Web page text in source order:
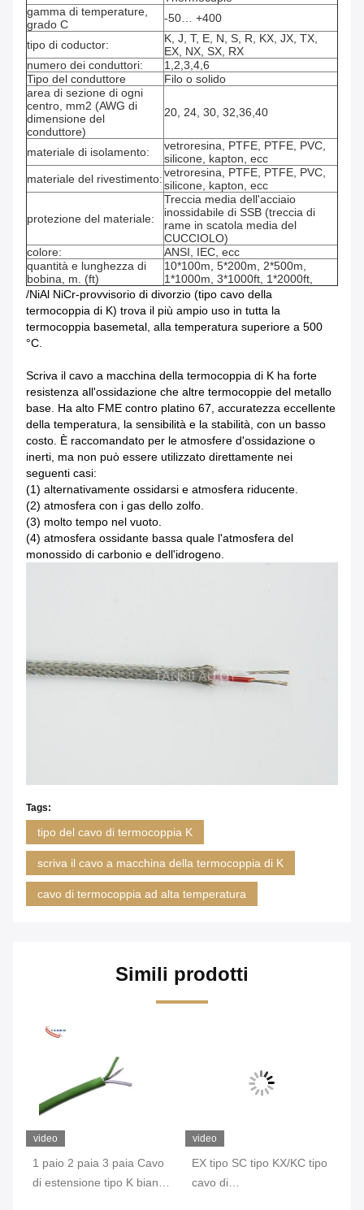
gamma di temperature,
grado C
-50… +400
tipo di coductor:
K, J, T, E, N, S, R, KX, JX, TX,
EX, NX, SX, RX
numero dei conduttori:
1,2,3,4,6
Tipo del conduttore
Filo o solido
area di sezione di ogni
centro, mm2 (AWG di
dimensione del
conduttore)
20, 24, 30, 32,36,40
materiale di isolamento:
vetroresina, PTFE, PTFE, PVC,
silicone, kapton, ecc
materiale del rivestimento:vetroresina, PTFE, PTFE, PVC,
silicone, kapton, ecc
protezione del materiale:
Treccia media dell'acciaio
inossidabile di SSB (treccia di
rame in scatola media del
CUCCIOLO)
colore:
ANSI, IEC, ecc
quantità e lunghezza di
bobina, m. (ft)
10*100m, 5*200m, 2*500m,
1*1000m, 3*1000ft, 1*2000ft,
/NiAl NiCr-provvisorio di divorzio (tipo cavo della
termocoppia di K) trova il più ampio uso in tutta la
termocoppia basemetal, alla temperatura superiore a 500
°C.
Scriva il cavo a macchina della termocoppia di K ha forte
resistenza all'ossidazione che altre termocoppie del metallo
base. Ha alto FME contro platino 67, accuratezza eccellente
della temperatura, la sensibilità e la stabilità, con un basso
costo. È raccomandato per le atmosfere d'ossidazione o
inerti, ma non può essere utilizzato direttamente nei
seguenti casi:
(1) alternativamente ossidarsi e atmosfera riducente.
(2) atmosfera con i gas dello zolfo.
(3) molto tempo nel vuoto.
(4) atmosfera ossidante bassa quale l'atmosfera del
monossido di carbonio e dell'idrogeno.
Tags:
tipo del cavo di termocoppia K
scriva il cavo a macchina della termocoppia di K
cavo di termocoppia ad alta temperatura
Simili prodotti
video
1 paio 2 paia 3 paia Cavo
di estensione tipo K bianco
video
EX tipo SC tipo KX/KC tipo
cavo di